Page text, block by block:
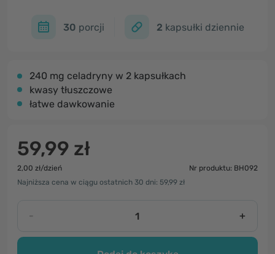
30 porcji 2 kapsułki dziennie
240 mg celadryny w 2 kapsułkach
kwasy tłuszczowe
łatwe dawkowanie
59,99 zł
2,00 zł/dzień
Nr produktu: BH092
Najniższa cena w ciągu ostatnich 30 dni: 59,99 zł
- +